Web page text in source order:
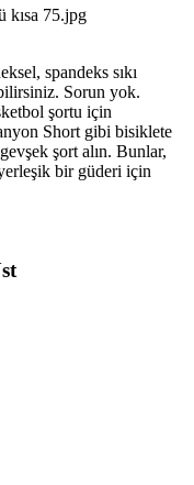
spandeks sıkı
Sorun yok.
şortu için
Short gibi bisiklete
şort alın. Bunlar,
bir güderi için